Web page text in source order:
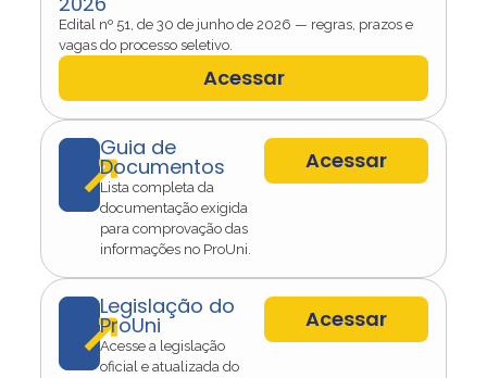
Edital nº 51, de 30 de junho de 2026 — regras, prazos e
vagas do processo seletivo.
Acessar
↗
Guia de
Documentos
Lista completa da
documentação exigida
para comprovação das
informações no ProUni.
Acessar
↗
Legislação do
ProUni
Acesse a legislação
oficial e atualizada do
Acessar